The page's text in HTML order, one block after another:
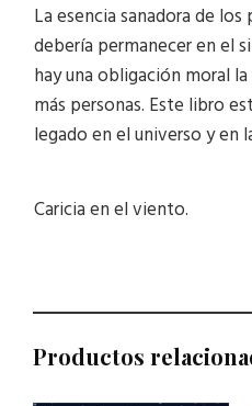
La esencia sanadora de
debería permanecer en el
hay una obligación moral
más personas. Este libro
legado en el universo y en
Caricia en el viento.
Productos